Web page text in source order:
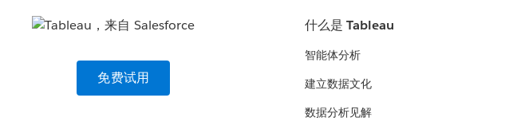
免费试用
什么是 Tableau
智能体分析
建立数据文化
数据分析见解